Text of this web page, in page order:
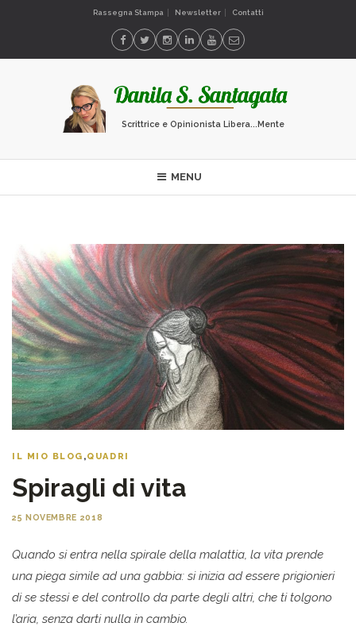
Rassegna Stampa Newsletter Contatti
Scrittrice e Opinionista Libera...Mente
MENU
IL MIO BLOG ,QUADRI
Spiragli di vita
25 NOVEMBRE 2018
Quando si entra nella spirale della malattia, la vita prende
una piega simile ad una gabbia: si inizia ad essere prigionieri
di se stessi e del controllo da parte degli altri, che ti tolgono
l’aria, senza darti nulla in cambio.